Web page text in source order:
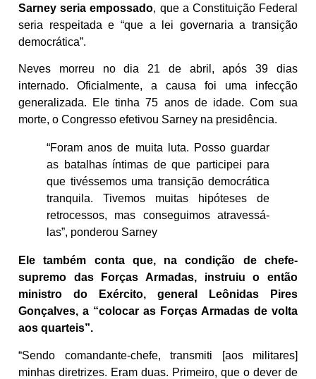
Sarney seria empossado, que a Constituição Federal
seria respeitada e “que a lei governaria a transição
democrática”.
Neves morreu no dia 21 de abril, após 39 dias
internado. Oficialmente, a causa foi uma infecção
generalizada. Ele tinha 75 anos de idade. Com sua
morte, o Congresso efetivou Sarney na presidência.
“Foram anos de muita luta. Posso guardar
as batalhas íntimas de que participei para
que tivéssemos uma transição democrática
tranquila. Tivemos muitas hipóteses de
retrocessos, mas conseguimos atravessá-
las”, ponderou Sarney
Ele também conta que, na condição de chefe-
supremo das Forças Armadas, instruiu o então
ministro do Exército, general Leônidas Pires
Gonçalves, a “colocar as Forças Armadas de volta
aos quarteis”.
“Sendo comandante-chefe, transmiti [aos militares]
minhas diretrizes. Eram duas. Primeiro, que o dever de